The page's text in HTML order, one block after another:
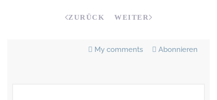
ZURÜCK WEITER
My comments Abonnieren